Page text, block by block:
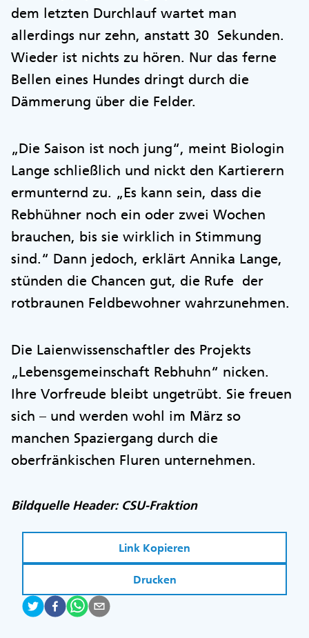
dem letzten Durchlauf wartet man
allerdings nur zehn, anstatt 30 Sekunden.
Wieder ist nichts zu hören. Nur das ferne
Bellen eines Hundes dringt durch die
Dämmerung über die Felder.
„Die Saison ist noch jung“, meint Biologin
Lange schließlich und nickt den Kartierern
ermunternd zu. „Es kann sein, dass die
Rebhühner noch ein oder zwei Wochen
brauchen, bis sie wirklich in Stimmung
sind.“ Dann jedoch, erklärt Annika Lange,
stünden die Chancen gut, die Rufe der
rotbraunen Feldbewohner wahrzunehmen.
Die Laienwissenschaftler des Projekts
„Lebensgemeinschaft Rebhuhn“ nicken.
Ihre Vorfreude bleibt ungetrübt. Sie freuen
sich – und werden wohl im März so
manchen Spaziergang durch die
oberfränkischen Fluren unternehmen.
Bildquelle Header: CSU-Fraktion
Link Kopieren
Drucken